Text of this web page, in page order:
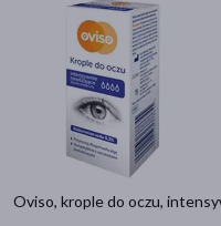
Oviso, krople do oczu,